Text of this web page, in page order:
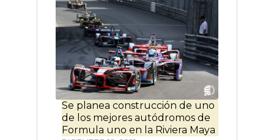
Se planea construcción de uno
de los mejores autódromos de
Formula uno en la Riviera Maya